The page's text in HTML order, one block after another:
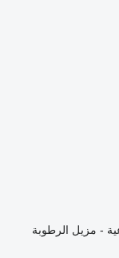
- مزيل الرطوبة